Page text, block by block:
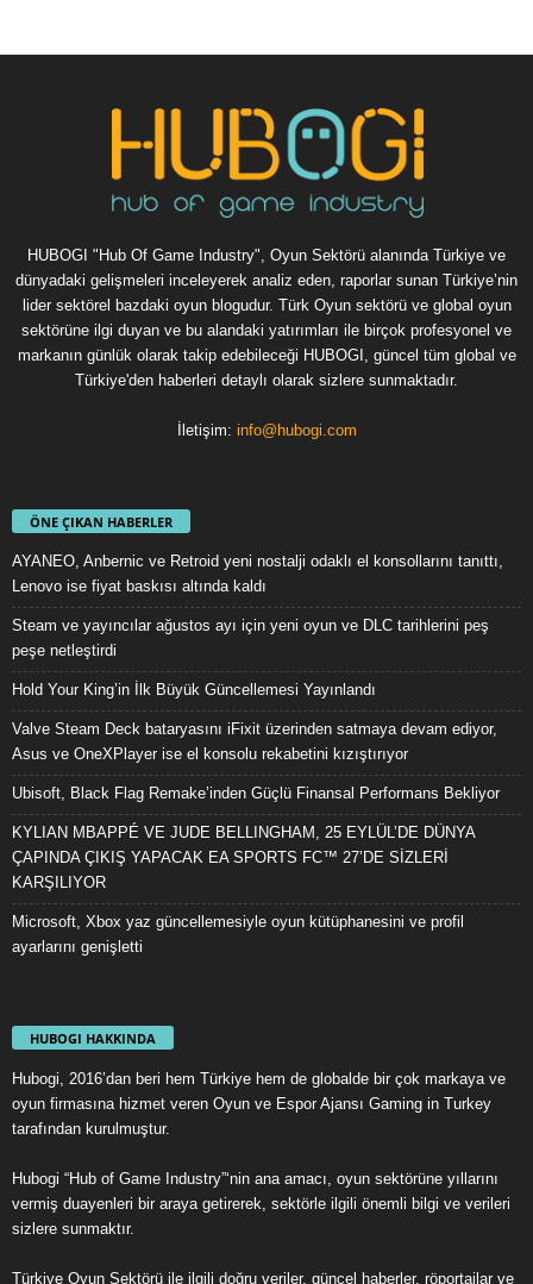
HUBOGI "Hub Of Game Industry", Oyun Sektörü alanında Türkiye ve
dünyadaki gelişmeleri inceleyerek analiz eden, raporlar sunan Türkiye’nin
lider sektörel bazdaki oyun blogudur. Türk Oyun sektörü ve global oyun
sektörüne ilgi duyan ve bu alandaki yatırımları ile birçok profesyonel ve
markanın günlük olarak takip edebileceği HUBOGI, güncel tüm global ve
Türkiye'den haberleri detaylı olarak sizlere sunmaktadır.
İletişim: info@hubogi.com
ÖNE ÇIKAN HABERLER
AYANEO, Anbernic ve Retroid yeni nostalji odaklı el konsollarını tanıttı,
Lenovo ise fiyat baskısı altında kaldı
Steam ve yayıncılar ağustos ayı için yeni oyun ve DLC tarihlerini peş
peşe netleştirdi
Hold Your King’in İlk Büyük Güncellemesi Yayınlandı
Valve Steam Deck bataryasını iFixit üzerinden satmaya devam ediyor,
Asus ve OneXPlayer ise el konsolu rekabetini kızıştırıyor
Ubisoft, Black Flag Remake’inden Güçlü Finansal Performans Bekliyor
KYLIAN MBAPPÉ VE JUDE BELLINGHAM, 25 EYLÜL’DE DÜNYA
ÇAPINDA ÇIKIŞ YAPACAK EA SPORTS FC™ 27’DE SİZLERİ
KARŞILIYOR
Microsoft, Xbox yaz güncellemesiyle oyun kütüphanesini ve profil
ayarlarını genişletti
HUBOGI HAKKINDA
Hubogi, 2016’dan beri hem Türkiye hem de globalde bir çok markaya ve
oyun firmasına hizmet veren Oyun ve Espor Ajansı Gaming in Turkey
tarafından kurulmuştur.
Hubogi “Hub of Game Industry”‘nin ana amacı, oyun sektörüne yıllarını
vermiş duayenleri bir araya getirerek, sektörle ilgili önemli bilgi ve verileri
sizlere sunmaktır.
Türkiye Oyun Sektörü ile ilgili doğru veriler, güncel haberler, röportajlar ve